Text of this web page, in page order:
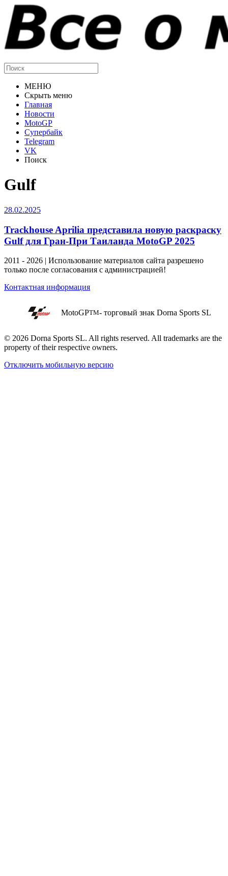
МЕНЮ
Скрыть меню
Главная
Новости
MotoGP
Супербайк
Telegram
VK
Поиск
Gulf
28.02.2025
Trackhouse Aprilia представила новую раскраску
Gulf для Гран-При Таиланда MotoGP 2025
2011 - 2026 | Использование материалов сайта разрешено
только после согласования с администрацией!
Контактная информация
MotoGPTM- торговый знак Dorna Sports SL
© 2026 Dorna Sports SL. All rights reserved. All trademarks are the
property of their respective owners.
Отключить мобильную версию